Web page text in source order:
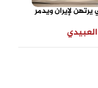
يرتهن لإيران ويدمر